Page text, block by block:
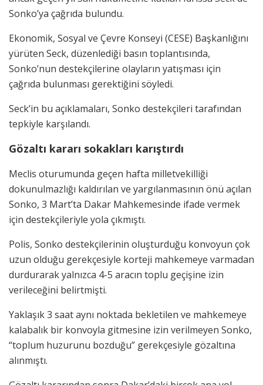
Sonko’ya çağrıda bulundu.
Ekonomik, Sosyal ve Çevre Konseyi (CESE) Başkanlığını
yürüten Seck, düzenlediği basın toplantısında,
Sonko’nun destekçilerine olayların yatışması için
çağrıda bulunması gerektiğini söyledi.
Seck’in bu açıklamaları, Sonko destekçileri tarafından
tepkiyle karşılandı.
Gözaltı kararı sokakları karıştırdı
Meclis oturumunda geçen hafta milletvekilliği
dokunulmazlığı kaldırılan ve yargılanmasının önü açılan
Sonko, 3 Mart’ta Dakar Mahkemesinde ifade vermek
için destekçileriyle yola çıkmıştı.
Polis, Sonko destekçilerinin oluşturduğu konvoyun çok
uzun olduğu gerekçesiyle korteji mahkemeye varmadan
durdurarak yalnızca 4-5 aracın toplu geçişine izin
verileceğini belirtmişti.
Yaklaşık 3 saat aynı noktada bekletilen ve mahkemeye
kalabalık bir konvoyla gitmesine izin verilmeyen Sonko,
“toplum huzurunu bozduğu” gerekçesiyle gözaltına
alınmıştı.